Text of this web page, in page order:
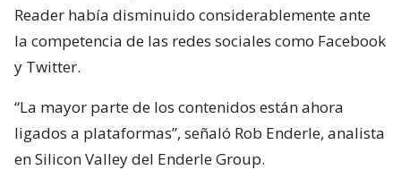
Reader había disminuido considerablemente ante
la competencia de las redes sociales como Facebook
y Twitter.
“La mayor parte de los contenidos están ahora
ligados a plataformas”, señaló Rob Enderle, analista
en Silicon Valley del Enderle Group.